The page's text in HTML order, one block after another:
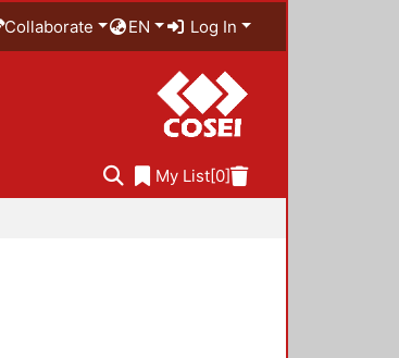
Collaborate EN Log In
My List[0]